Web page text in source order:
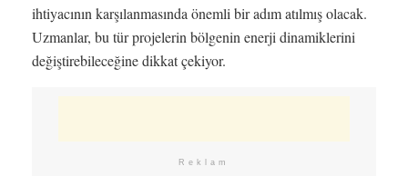
ihtiyacının karşılanmasında önemli bir adım atılmış olacak.
Uzmanlar, bu tür projelerin bölgenin enerji dinamiklerini
değiştirebileceğine dikkat çekiyor.
Reklam